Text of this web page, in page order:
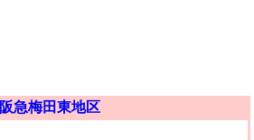
阪急梅田東地区